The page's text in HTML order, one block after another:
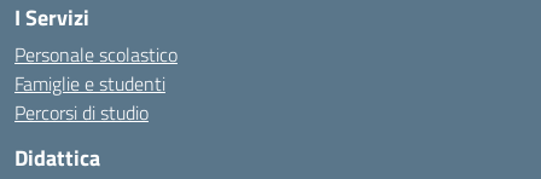
I Servizi
Personale scolastico
Famiglie e studenti
Percorsi di studio
Didattica